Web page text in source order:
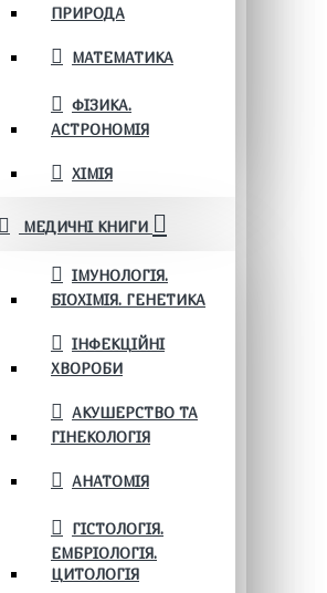
ПРИРОДА
МАТЕМАТИКА
ФІЗИКА.
АСТРОНОМІЯ
ХІМІЯ
МЕДИЧНІ КНИГИ
ІМУНОЛОГІЯ.
БІОХІМІЯ. ГЕНЕТИКА
ІНФЕКЦІЙНІ
ХВОРОБИ
АКУШЕРСТВО ТА
ГІНЕКОЛОГІЯ
АНАТОМІЯ
ГІСТОЛОГІЯ.
ЕМБРІОЛОГІЯ.
ЦИТОЛОГІЯ